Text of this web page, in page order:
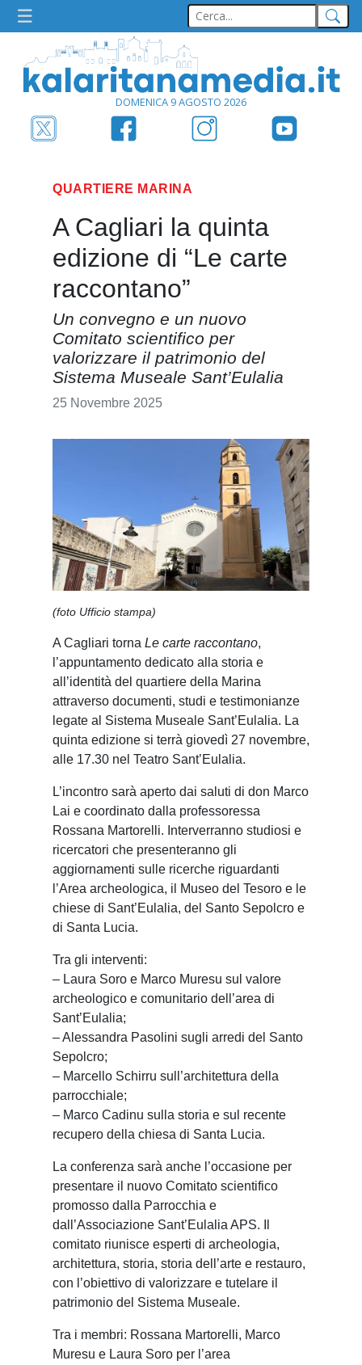
DOMENICA 9 AGOSTO 2026
QUARTIERE MARINA
A Cagliari la quinta
edizione di “Le carte
raccontano”
Un convegno e un nuovo
Comitato scientifico per
valorizzare il patrimonio del
Sistema Museale Sant’Eulalia
25 Novembre 2025
(foto Ufficio stampa)
A Cagliari torna Le carte raccontano,
l’appuntamento dedicato alla storia e
all’identità del quartiere della Marina
attraverso documenti, studi e testimonianze
legate al Sistema Museale Sant’Eulalia. La
quinta edizione si terrà giovedì 27 novembre,
alle 17.30 nel Teatro Sant’Eulalia.
L’incontro sarà aperto dai saluti di don Marco
Lai e coordinato dalla professoressa
Rossana Martorelli. Interverranno studiosi e
ricercatori che presenteranno gli
aggiornamenti sulle ricerche riguardanti
l’Area archeologica, il Museo del Tesoro e le
chiese di Sant’Eulalia, del Santo Sepolcro e
di Santa Lucia.
Tra gli interventi:
– Laura Soro e Marco Muresu sul valore
archeologico e comunitario dell’area di
Sant’Eulalia;
– Alessandra Pasolini sugli arredi del Santo
Sepolcro;
– Marcello Schirru sull’architettura della
parrocchiale;
– Marco Cadinu sulla storia e sul recente
recupero della chiesa di Santa Lucia.
La conferenza sarà anche l’occasione per
presentare il nuovo Comitato scientifico
promosso dalla Parrocchia e
dall’Associazione Sant’Eulalia APS. Il
comitato riunisce esperti di archeologia,
architettura, storia, storia dell’arte e restauro,
con l’obiettivo di valorizzare e tutelare il
patrimonio del Sistema Museale.
Tra i membri: Rossana Martorelli, Marco
Muresu e Laura Soro per l’area